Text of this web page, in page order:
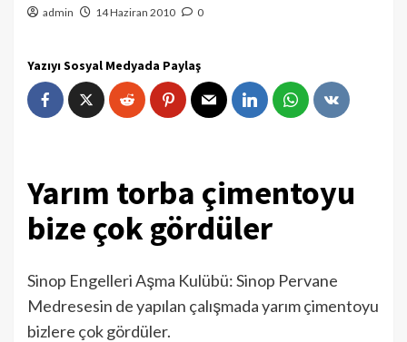
admin 14 Haziran 2010 0
Yazıyı Sosyal Medyada Paylaş
Yarım torba çimentoyu
bize çok gördüler
Sinop Engelleri Aşma Kulübü: Sinop Pervane
Medresesin de yapılan çalışmada yarım çimentoyu
bizlere çok gördüler.